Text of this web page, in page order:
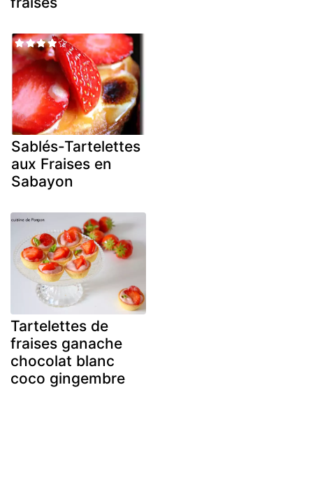
Sablés-Tartelettes
aux Fraises en
Sabayon
Tartelettes de
fraises ganache
chocolat blanc
coco gingembre